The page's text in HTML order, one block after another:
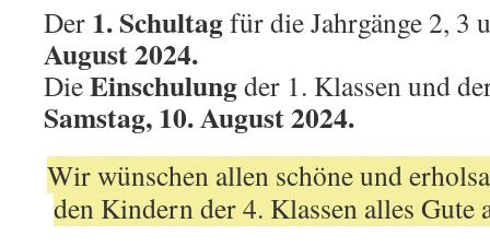
Der 1. Schultagfür die Jahrgänge 2, 3
August 2024.
DieEinschulungder 1. Klassen und
Samstag, 10. August 2024.
Wir wünschen allen schöne und
den Kindern der 4. Klassen alles Gute